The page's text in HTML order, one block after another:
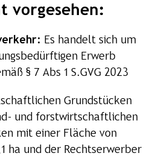
vorgesehen:
Es handelt sich um
Erwerb
§ 7 Abs 1 S.GVG 2023
Grundstücken
und forstwirtschaftlichen
mit einer Fläche von
ha und der Rechtserwerber